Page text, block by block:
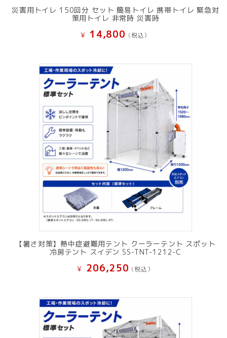
災害用トイレ 150回分 セット 簡易トイレ 携帯トイレ 緊急対
策用トイレ 非常時 災害時
¥ 14,800 (税込）
【暑さ対策】熱中症避難用テント クーラーテント スポット
冷房テント スイデン SS-TNT-1212-C
¥ 206,250 (税込）